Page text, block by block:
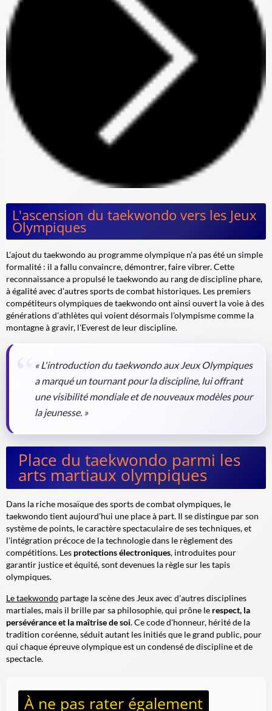
L'ascension du taekwondo vers les Jeux
Olympiques
L'ajout du taekwondo au programme olympique n'a pas été un simple
formalité : il a fallu convaincre, démontrer, faire vibrer. Cette
reconnaissance a propulsé le taekwondo au rang de discipline phare,
à égalité avec d'autres sports de combat historiques. Les premiers
compétiteurs olympiques de taekwondo ont ainsi ouvert la voie à des
générations d'athlètes qui voient désormais l'olympisme comme la
montagne à gravir, l'Everest de leur discipline.
« L'introduction du taekwondo aux Jeux Olympiques
a marqué un tournant pour la discipline, lui offrant
une visibilité mondiale et de nouveaux modèles pour
la jeunesse. »
Place du taekwondo parmi les
arts martiaux olympiques
Dans la riche mosaïque des sports de combat olympiques, le
taekwondo tient aujourd'hui une place à part. Il se distingue par son
système de points, le caractère spectaculaire de ses techniques, et
l'intégration précoce de latechnologiedans le règlement des
compétitions. Les protections électroniques, introduites pour
garantir justice et équité, sont devenues la règle sur les tapis
olympiques.
Le taekwondo partage la scène des Jeux avec d'autres disciplines
martiales, mais il brille par sa philosophie, qui prône le respect, la
persévérance et la maîtrise de soi. Ce code d'honneur, hérité de la
tradition coréenne, séduit autant les initiés que le grand public, pour
qui chaque épreuve olympique est un condensé de discipline et de
spectacle.
À ne pas rater également